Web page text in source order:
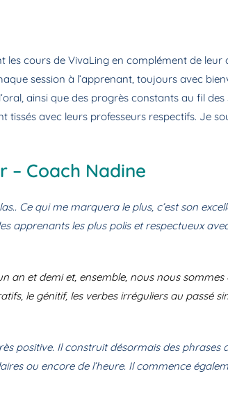
les cours de VivaLing en complément de
session à l’apprenant, toujours avec
ainsi que des progrès constants au fil
tissés avec leurs professeurs respectifs. Je
– Coach Nadine
Ce qui me marquera le plus, c’est son
apprenants les plus polis et respectueux
an et demi et, ensemble, nous nous
le génitif, les verbes irréguliers au passé
positive. Il construit désormais des
ou encore de l’heure. Il commence